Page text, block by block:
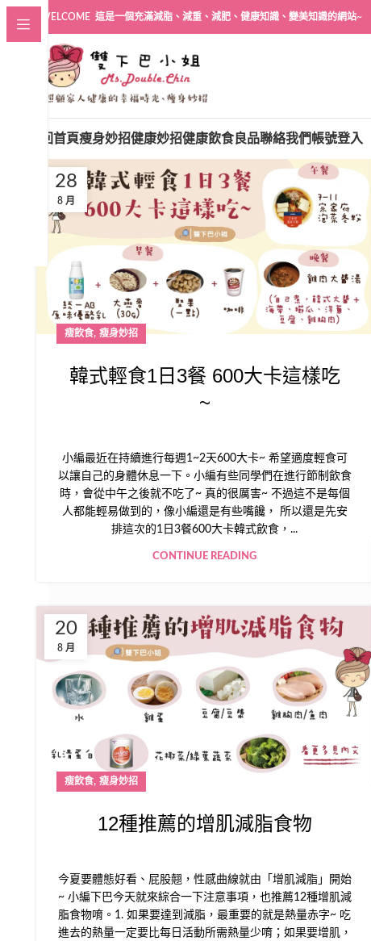
WELCOME 這是一個充滿減脂、減重、減肥、健康知識、變美知識的網站~
回首頁瘦身妙招健康妙招健康飲食良品聯絡我們帳號登入
28
8 月
瘦飲食, 瘦身妙招
韓式輕食1日3餐 600大卡這樣吃
~
小編最近在持續進行每週1~2天600大卡~ 希望適度輕食可
以讓自己的身體休息一下。小編有些同學們在進行節制飲食
時，會從中午之後就不吃了~ 真的很厲害~ 不過這不是每個
人都能輕易做到的，像小編還是有些嘴饞， 所以還是先安
排這次的1日3餐600大卡韓式飲食，...
CONTINUE READING
20
8 月
瘦飲食, 瘦身妙招
12種推薦的增肌減脂食物
今夏要體態好看、屁股翹，性感曲線就由「增肌減脂」開始
~ 小編下巴今天就來綜合一下注意事項，也推薦12種增肌減
脂食物唷。1. 如果要達到減脂，最重要的就是熱量赤字~ 吃
進去的熱量一定要比每日活動所需熱量少唷；如果要增肌，